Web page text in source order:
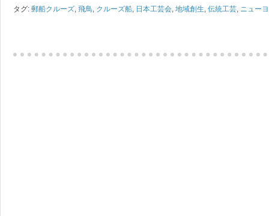
タグ:郵船クルーズ ,飛鳥 クルーズ船 日本工芸会 ,地域創生 ,伝統工芸 ニュー